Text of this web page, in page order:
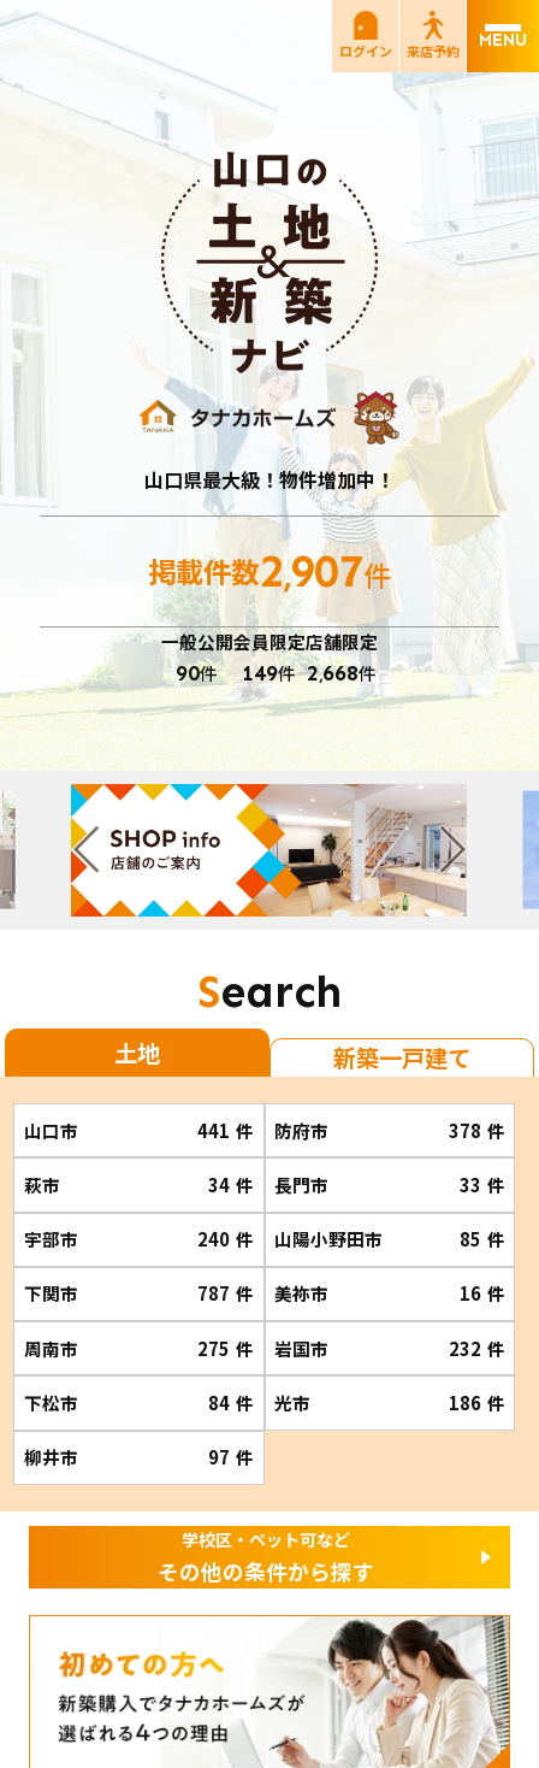
山口県最大級！物件増加中！
掲載件数2,907件
一般公開
90件
会員限定
149件
店舗限定
2,668件
ログイン 来店予約
Search
土地 新築一戸建て
山口市 441 件 防府市 378 件
萩市 34 件 長門市 33 件
宇部市 240 件 山陽小野田市 85 件
下関市 787 件 美祢市 16 件
周南市 275 件 岩国市 232 件
下松市 84 件 光市 186 件
柳井市 97 件
学校区・ペット可など
その他の条件から探す